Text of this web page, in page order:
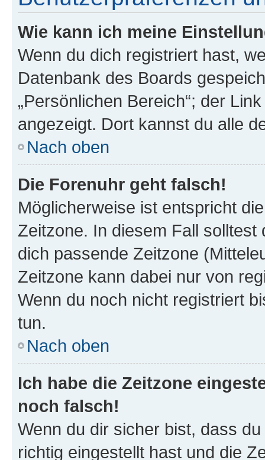
Wie kann ich meine
Wenn du dich registriert hast,
Datenbank des Boards
„Persönlichen Bereich“; der
angezeigt. Dort kannst du alle
Nach oben
Die Forenuhr geht falsch!
Möglicherweise ist entspricht
Zeitzone. In diesem Fall solltest
dich passende Zeitzone
Zeitzone kann dabei nur von
Wenn du noch nicht registriert
tun.
Nach oben
Ich habe die Zeitzone
noch falsch!
Wenn du dir sicher bist, dass
richtig eingestellt hast und die